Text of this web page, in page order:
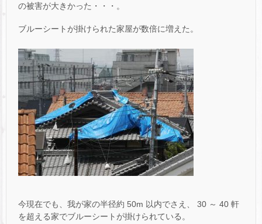
の被害が大きかった・・・。
ブルーシートが掛けられた家屋が数倍に増えた。
今現在でも、我が家の半径約 50m 以内でさえ、 30 ～ 40 軒
を超える家でブルーシートが掛けられている。